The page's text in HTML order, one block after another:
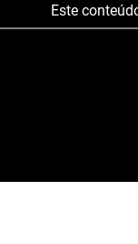
Este